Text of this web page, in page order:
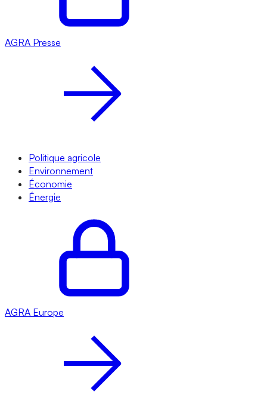
AGRA Presse
Politique agricole
Environnement
Économie
Énergie
AGRA Europe